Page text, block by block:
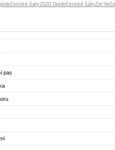
šaty2020 Společenské šatyZip
pas